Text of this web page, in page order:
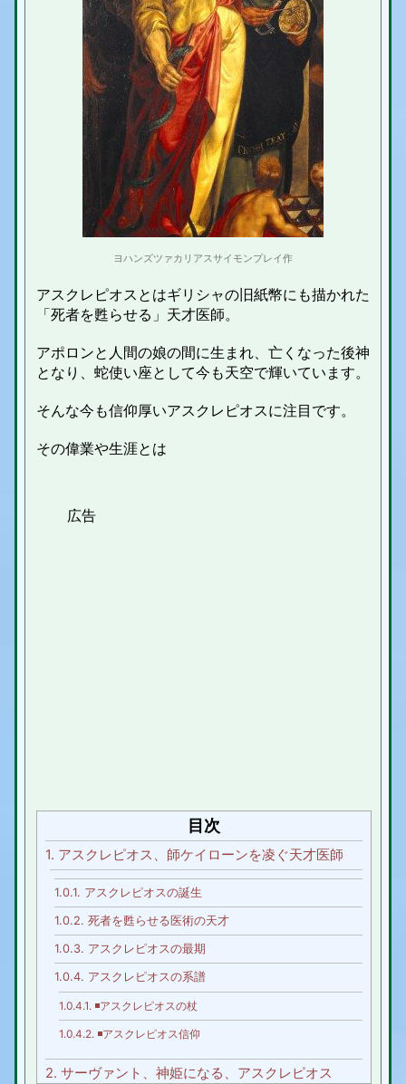
ヨハンズツァカリアスサイモンプレイ作
アスクレピオスとはギリシャの旧紙幣にも描かれた
「死者を甦らせる」天才医師。
アポロンと人間の娘の間に生まれ、亡くなった後神
となり、蛇使い座として今も天空で輝いています。
そんな今も信仰厚いアスクレピオスに注目です。
その偉業や生涯とは
目次
1. アスクレピオス、師ケイローンを凌ぐ天才医師
1.0.1. アスクレピオスの誕生
1.0.2. 死者を甦らせる医術の天才
1.0.3. アスクレピオスの最期
1.0.4. アスクレピオスの系譜
1.0.4.1. ◾️アスクレピオスの杖
1.0.4.2. ◾️アスクレピオス信仰
2. サーヴァント、神姫になる、アスクレピオス